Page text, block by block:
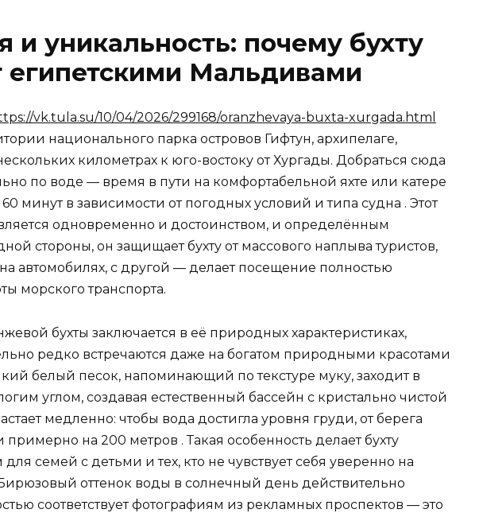
и уникальность: почему бухту
египетскими Мальдивами
vk.tula.su/10/04/2026/299168/oranzhevaya-buxta-xurgada.html
национального парка островов Гифтун, архипелаге,
километрах к юго-востоку от Хургады. Добраться сюда
по воде — время в пути на комфортабельной яхте или катере
60 минут в зависимости от погодных условий и типа судна . Этот
одновременно и достоинством, и определённым
стороны, он защищает бухту от массового наплыва туристов,
автомобилях, с другой — делает посещение полностью
морского транспорта.
бухты заключается в её природных характеристиках,
редко встречаются даже на богатом природными красотами
белый песок, напоминающий по текстуре муку, заходит в
углом, создавая естественный бассейн с кристально чистой
медленно: чтобы вода достигла уровня груди, от берега
на 200 метров . Такая особенность делает бухту
семей с детьми и тех, кто не чувствует себя уверенно на
оттенок воды в солнечный день действительно
соответствует фотографиям из рекламных проспектов — это